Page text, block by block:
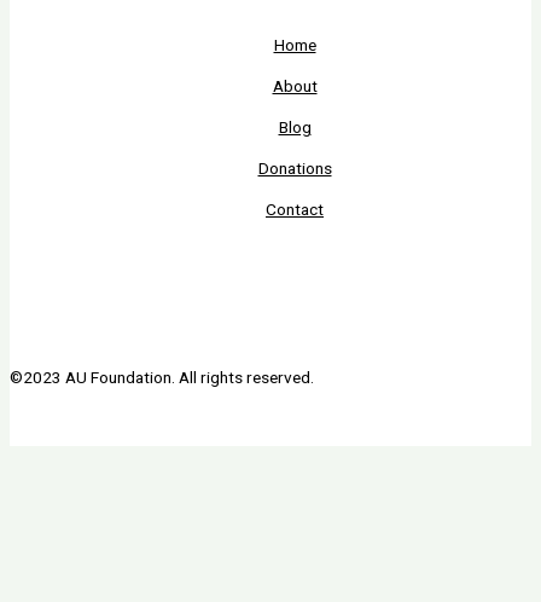
Home
About
Blog
Donations
Contact
©2023 AU Foundation. All rights reserved.